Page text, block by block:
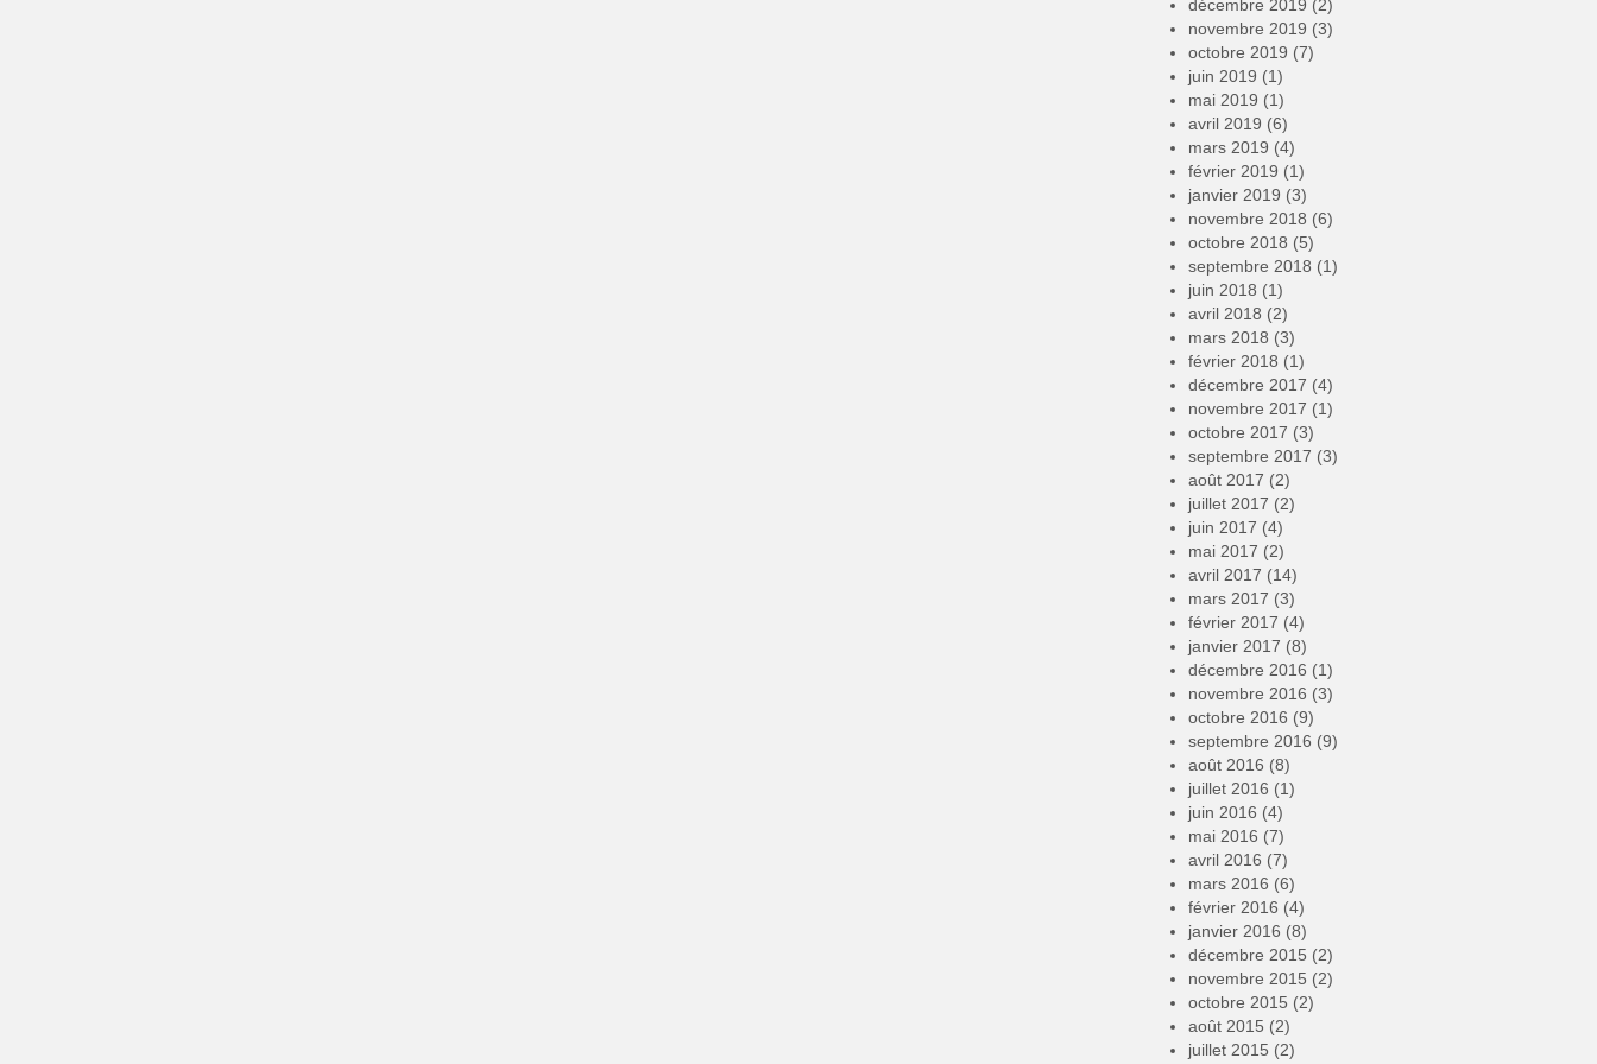
décembre 2019 (2)
novembre 2019 (3)
octobre 2019 (7)
juin 2019 (1)
mai 2019 (1)
avril 2019 (6)
mars 2019 (4)
février 2019 (1)
janvier 2019 (3)
novembre 2018 (6)
octobre 2018 (5)
septembre 2018 (1)
juin 2018 (1)
avril 2018 (2)
mars 2018 (3)
février 2018 (1)
décembre 2017 (4)
novembre 2017 (1)
octobre 2017 (3)
septembre 2017 (3)
août 2017 (2)
juillet 2017 (2)
juin 2017 (4)
mai 2017 (2)
avril 2017 (14)
mars 2017 (3)
février 2017 (4)
janvier 2017 (8)
décembre 2016 (1)
novembre 2016 (3)
octobre 2016 (9)
septembre 2016 (9)
août 2016 (8)
juillet 2016 (1)
juin 2016 (4)
mai 2016 (7)
avril 2016 (7)
mars 2016 (6)
février 2016 (4)
janvier 2016 (8)
décembre 2015 (2)
novembre 2015 (2)
octobre 2015 (2)
août 2015 (2)
juillet 2015 (2)